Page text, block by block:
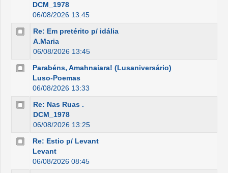
DCM_1978
06/08/2026 13:45
Re: Em pretérito p/ idália
A.Maria
06/08/2026 13:45
Parabéns, Amahnaiara! (Lusaniversário)
Luso-Poemas
06/08/2026 13:33
Re: Nas Ruas .
DCM_1978
06/08/2026 13:25
Re: Estio p/ Levant
Levant
06/08/2026 08:45